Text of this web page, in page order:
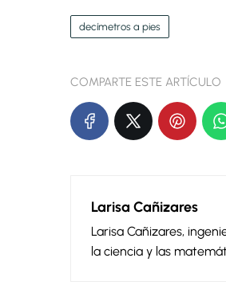
decímetros a pies
COMPARTE ESTE ARTÍCULO
Larisa Cañizares
Larisa Cañizares,
la ciencia y las